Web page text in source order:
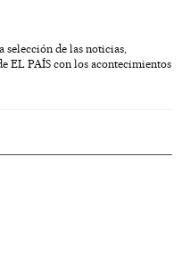
selección de las noticias,
EL PAÍS con los acontecimientos